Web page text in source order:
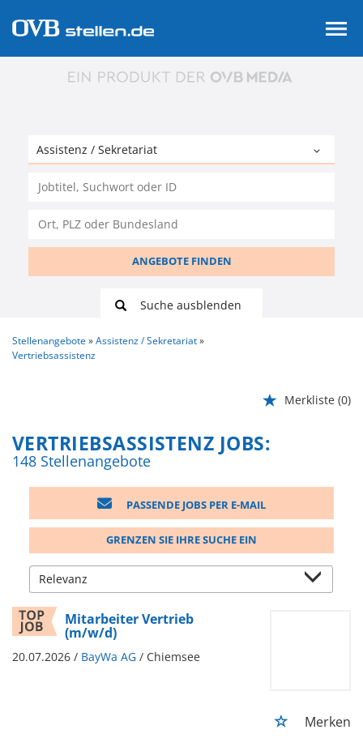
ANGEBOTE FINDEN
Suche ausblenden
Stellenangebote
Assistenz / Sekretariat
Vertriebsassistenz
Merkliste (0)
VERTRIEBSASSISTENZ JOBS:
148 Stellenangebote
PASSENDE JOBS PER E-MAIL
GRENZEN SIE IHRE SUCHE EIN
Mitarbeiter Vertrieb
(m/w/d)
20.07.2026 / BayWa AG / Chiemsee
Merken